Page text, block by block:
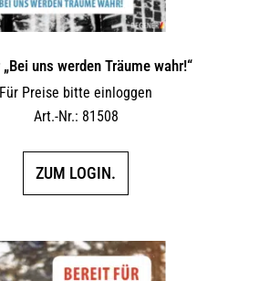
uns werden Träume wahr!“
Für Preise bitte einloggen
Art.-Nr.: 81508
ZUM LOGIN.